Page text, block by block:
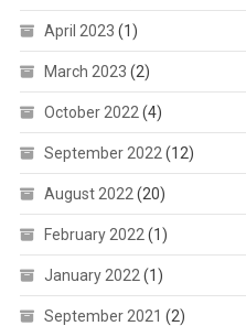
April 2023 (1)
March 2023 (2)
October 2022 (4)
September 2022 (12)
August 2022 (20)
February 2022 (1)
January 2022 (1)
September 2021 (2)